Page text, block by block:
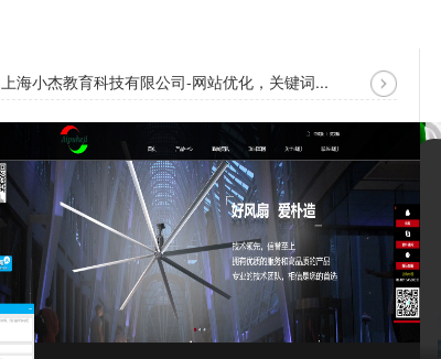
上海小杰教育科技有限公司-网站优化，关键词...